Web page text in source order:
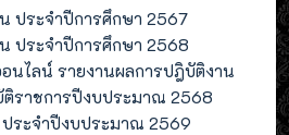
ประจำปีการศึกษา 2567
ประจำปีการศึกษา 2568
นไลน์ รายงานผลการปฎิบัติงาน
ราชการปีงบประมาณ 2568
ระจำปีงบประมาณ 2569